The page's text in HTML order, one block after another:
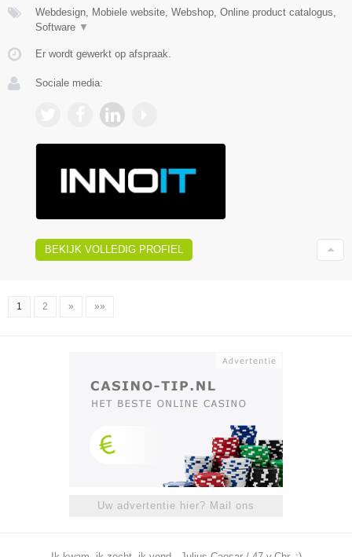
Webdesign, Mobiele website, Webshop, Online product catalogus,
Software ▼
Er wordt gewerkt op afspraak.
Sociale media:
BEKIJK VOLLEDIG PROFIEL
1 2 » »»
Uw advertentie hier? Mail ons